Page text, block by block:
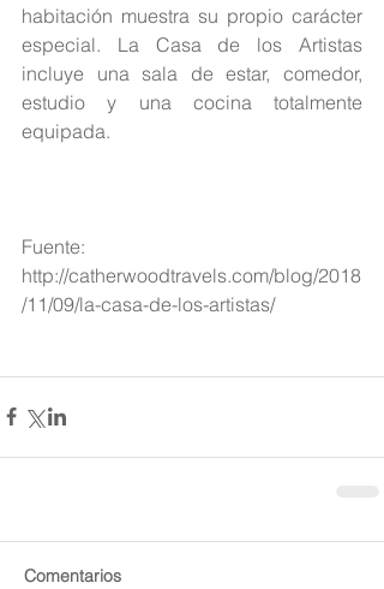
habitación muestra su propio carácter
especial. La Casa de los Artistas
incluye una sala de estar, comedor,
estudio y una cocina totalmente
equipada.
Fuente:
http://catherwoodtravels.com/blog/2018
/11/09/la-casa-de-los-artistas/
Comentarios